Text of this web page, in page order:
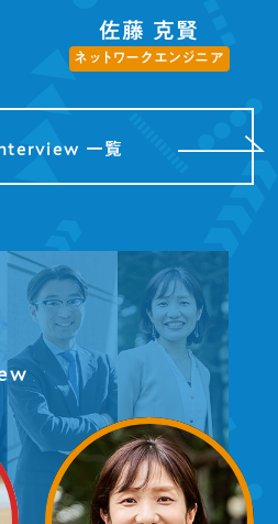
佐藤 克賢
ネットワークエンジニア
一覧